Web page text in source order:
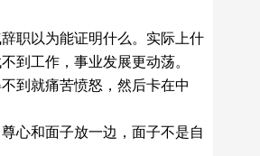
职以为能证明什么。实际上什
到工作，事业发展更动荡。
到就痛苦愤怒，然后卡在中
心和面子放一边，面子不是自